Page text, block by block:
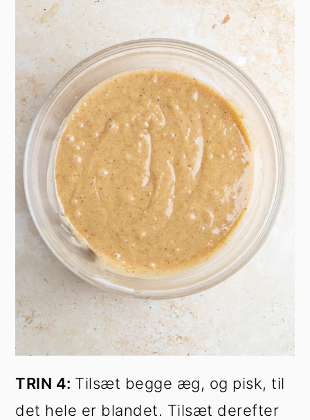
TRIN 4: Tilsæt begge æg, og pisk, til
det hele er blandet. Tilsæt derefter